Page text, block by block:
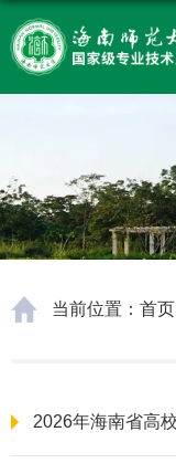
当前位置： 首页